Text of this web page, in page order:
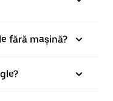
fără mașină?